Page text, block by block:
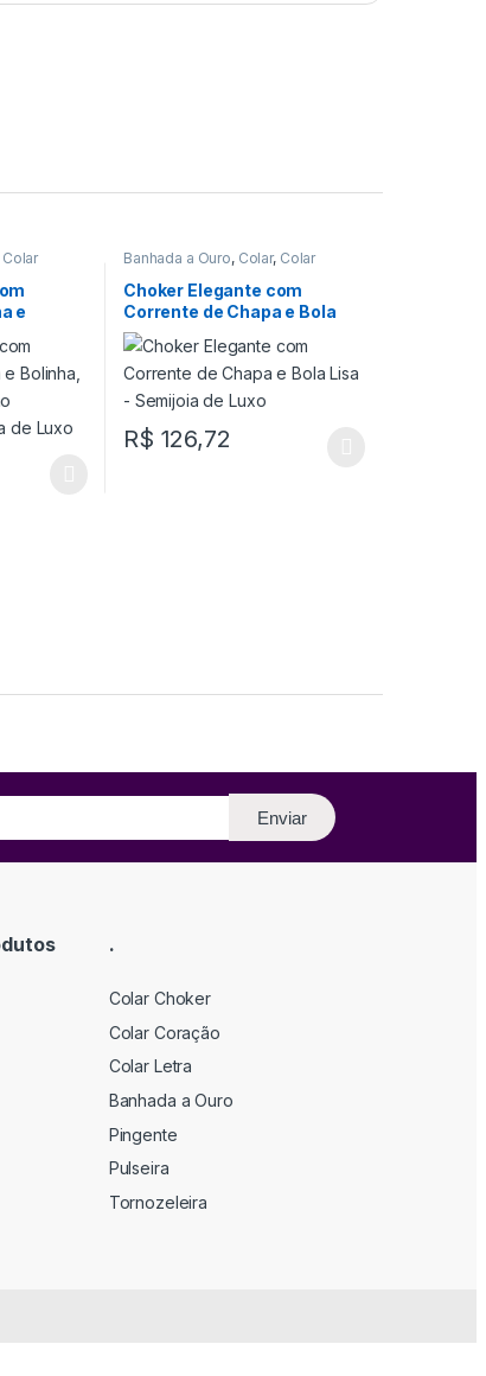
Colar
e
–
Banhada a Ouro, Colar, Colar
Choker Elegante com
Corrente de Chapa e Bola
Lisa – Semijoia de Luxo
R$ 126,72
Enviar
.
Colar Choker
Colar Coração
Colar Letra
Banhada a Ouro
Pingente
Pulseira
Tornozeleira